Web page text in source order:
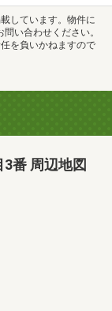
しています。物件に
い合わせください。
を負いかねますので
番 周辺地図